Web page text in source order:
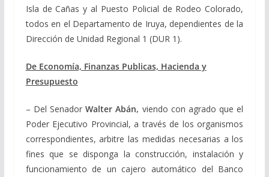
Isla de Cañas y al Puesto Policial de Rodeo Colorado,
todos en el Departamento de Iruya, dependientes de la
Dirección de Unidad Regional 1 (DUR 1).
De Economía, Finanzas Publicas, Hacienda y
Presupuesto
– Del SenadorWalter Abán, viendo con agrado que el
Poder Ejecutivo Provincial, a través de los organismos
correspondientes, arbitre las medidas necesarias a los
fines que se disponga la construcción, instalación y
funcionamiento de un cajero automático del Banco